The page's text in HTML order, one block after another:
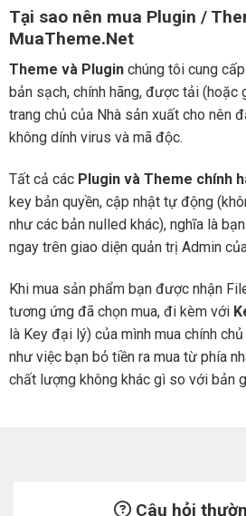
Tại sao nên mua Plugin /
MuaTheme.Net
Theme và Plugin chúng tôi cung
bản sạch, chính hãng, được tải
trang chủ của Nhà sản xuất cho nên
không dính virus và mã độc.
Tất cả các Plugin và Theme chính
key bản quyền, cập nhật tự động
như các bản nulled khác), nghĩa là
ngay trên giao diện quản trị Admin
Khi mua sản phẩm bạn được nhận
tương ứng đã chọn mua, đi kèm với
là Key đại lý) của mình mua chính
như việc bạn bỏ tiền ra mua từ phía
chất lượng không khác gì so với bản
Câu hỏi